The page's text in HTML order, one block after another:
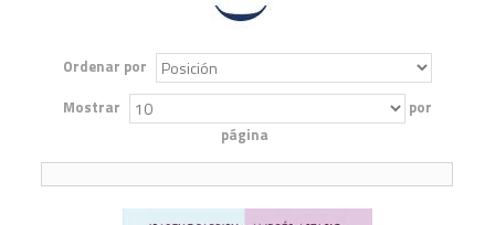
Ordenar por
Mostrar
por
página